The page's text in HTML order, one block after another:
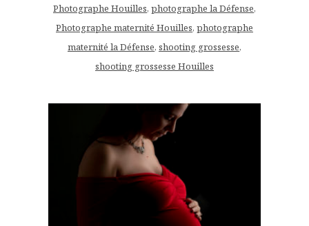
Photographe Houilles, photographe la Défense,
Photographe maternité Houilles, photographe
maternité la Défense, shooting grossesse,
shooting grossesse Houilles